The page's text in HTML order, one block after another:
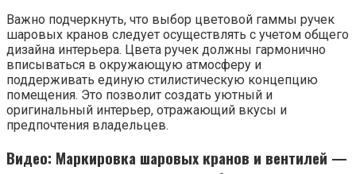
Важно подчеркнуть, что выбор цветовой гаммы ручек
шаровых кранов следует осуществлять с учетом общего
дизайна интерьера. Цвета ручек должны гармонично
вписываться в окружающую атмосферу и
поддерживать единую стилистическую концепцию
помещения. Это позволит создать уютный и
оригинальный интерьер, отражающий вкусы и
предпочтения владельцев.
Видео: Маркировка шаровых кранов и вентилей —